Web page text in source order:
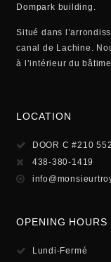
Dompark building.
Situé dans
canal de Lachine.
à l’intérieur du
LOCATION
DOOR C #210
438-380-1419
OPENING
Lundi-Fermé